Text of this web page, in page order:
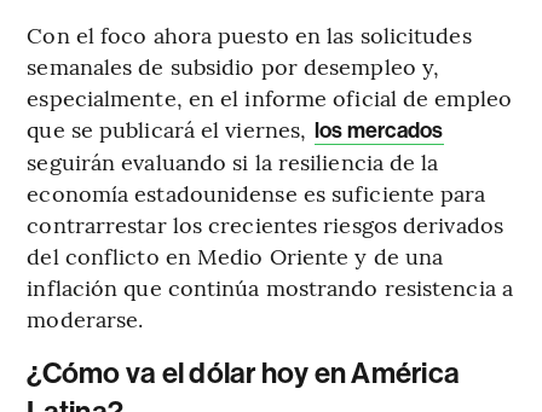
Con el foco ahora puesto en las solicitudes
semanales de subsidio por desempleo y,
especialmente, en el informe oficial de empleo
que se publicará el viernes, los mercados
seguirán evaluando si la resiliencia de la
economía estadounidense es suficiente para
contrarrestar los crecientes riesgos derivados
del conflicto en Medio Oriente y de una
inflación que continúa mostrando resistencia a
moderarse.
¿Cómo va el dólar hoy en América